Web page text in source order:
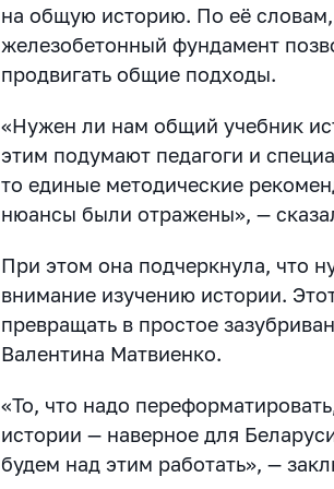
на общую историю. По её словам,
железобетонный фундамент
продвигать общие подходы.
«Нужен ли нам общий учебник
этим подумают педагоги и
то единые методические
нюансы были отражены», —
При этом она подчеркнула, что
внимание изучению истории.
превращать в простое
Валентина Матвиенко.
«То, что надо
истории — наверное для
будем над этим работать», —